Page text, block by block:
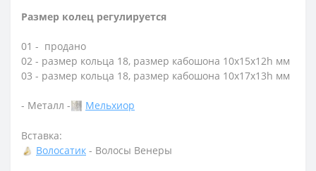
Размер колец регулируется
01 - продано
02 - размер кольца 18, размер кабошона 10х15х12h мм
03 - размер кольца 18, размер кабошона 10х17х13h мм
- Металл - Мельхиор
Вставка:
Волосатик - Волосы Венеры